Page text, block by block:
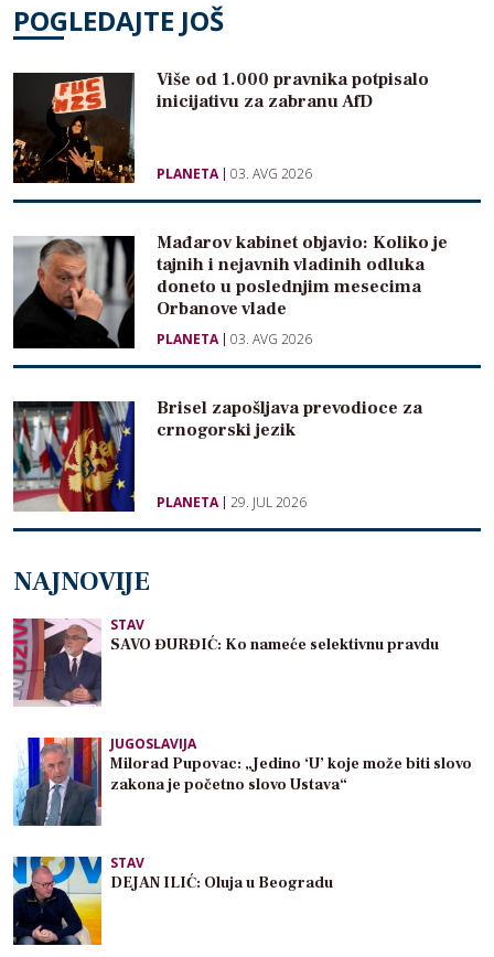
POGLEDAJTE JOŠ
Više od 1.000 pravnika potpisalo
inicijativu za zabranu AfD
PLANETA 03. AVG 2026
Mađarov kabinet objavio: Koliko je
tajnih i nejavnih vladinih odluka
doneto u poslednjim mesecima
Orbanove vlade
PLANETA 03. AVG 2026
Brisel zapošljava prevodioce za
crnogorski jezik
PLANETA 29. JUL 2026
NAJNOVIJE
STAV
SAVO ĐURĐIĆ: Ko nameće selektivnu pravdu
JUGOSLAVIJA
Milorad Pupovac: „Jedino ‘U’ koje može biti slovo
zakona je početno slovo Ustava“
STAV
DEJAN ILIĆ: Oluja u Beogradu